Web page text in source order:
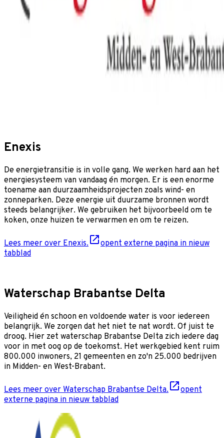
Enexis
De energietransitie is in volle gang. We werken hard aan het
energiesysteem van vandaag én morgen. Er is een enorme
toename aan duurzaamheidsprojecten zoals wind- en
zonneparken. Deze energie uit duurzame bronnen wordt
steeds belangrijker. We gebruiken het bijvoorbeeld om te
koken, onze huizen te verwarmen en om te reizen.
Lees meer over Enexis.
opent externe pagina in nieuw
tabblad
Waterschap Brabantse Delta
Veiligheid én schoon en voldoende water is voor iedereen
belangrijk. We zorgen dat het niet te nat wordt. Of juist te
droog. Hier zet waterschap Brabantse Delta zich iedere dag
voor in met oog op de toekomst. Het werkgebied kent ruim
800.000 inwoners, 21 gemeenten en zo'n 25.000 bedrijven
in Midden- en West-Brabant.
Lees meer over Waterschap Brabantse Delta.
opent
externe pagina in nieuw tabblad